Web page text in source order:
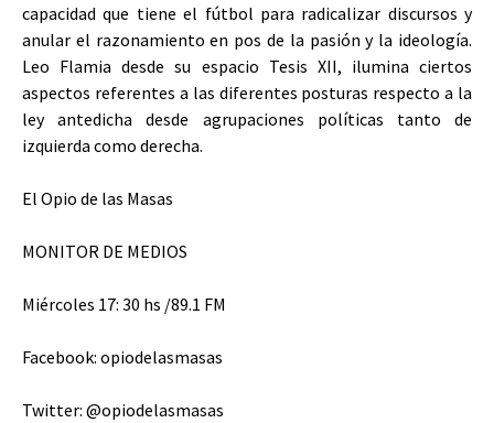
capacidad que tiene el fútbol para radicalizar discursos y
anular el razonamiento en pos de la pasión y la ideología.
Leo Flamia desde su espacio Tesis XII, ilumina ciertos
aspectos referentes a las diferentes posturas respecto a la
ley antedicha desde agrupaciones políticas tanto de
izquierda como derecha.
El Opio de las Masas
MONITOR DE MEDIOS
Miércoles 17: 30 hs /89.1 FM
Facebook: opiodelasmasas
Twitter: @opiodelasmasas